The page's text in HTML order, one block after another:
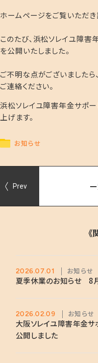
ホームページをご覧いただき
このたび、浜松ソレイユ障
を公開いたしました。
ご不明な点がございましたら
ご連絡ください。
浜松ソレイユ障害年金サポー
上げます。
お知らせ
Prev
《
2026.07.01 お知らせ
夏季休業のお知らせ 8
2026.02.09 お知らせ
大阪ソレイユ障害年金
公開しました